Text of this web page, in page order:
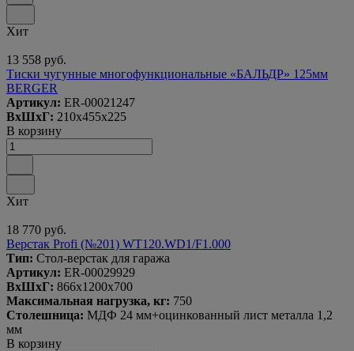
Хит
13 558 руб.
Тиски чугунные многофункциональные «БАЛЬДР» 125мм
BERGER
Артикул: ER-00021247
ВxШxГ: 210x455x225
В корзину
Хит
18 770 руб.
Верстак Profi (№201) WT120.WD1/F1.000
Тип: Стол-верстак для гаража
Артикул: ER-00029929
ВxШxГ: 866x1200x700
Максимальная нагрузка, кг: 750
Столешница: МДФ 24 мм+оцинкованный лист металла 1,2
мм
В корзину